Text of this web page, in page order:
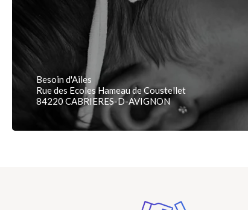
Besoin d'Ailes
Rue des Ecoles Hameau de Coustellet
84220 CABRIERES-D-AVIGNON